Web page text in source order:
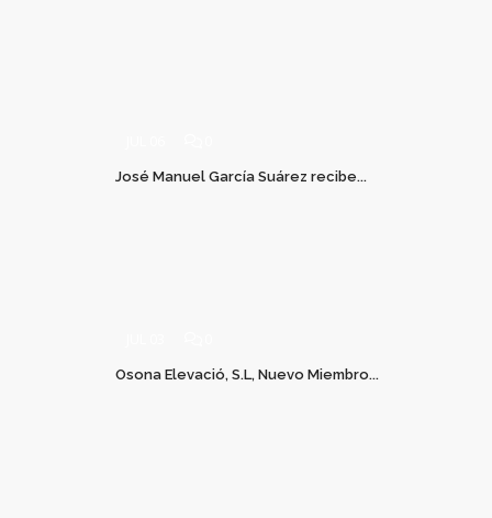
José Manuel García Suárez recibe...
Osona Elevació, S.L, Nuevo Miembro...